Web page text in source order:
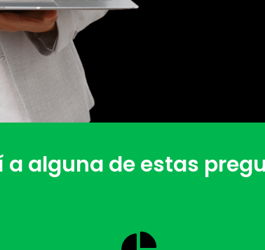
a alguna de estas